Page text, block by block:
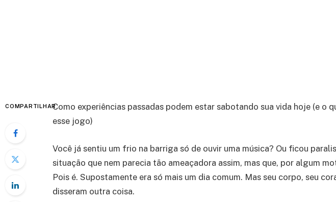
COMPARTILHARComo experiências passadas podem estar sabotando sua vida hoje (e o
esse jogo)
Você já sentiu um frio na barriga só de ouvir uma música? Ou ficou
situação que nem parecia tão ameaçadora assim, mas que, por algum
Pois é. Supostamente era só mais um dia comum. Mas seu corpo, seu
disseram outra coisa.